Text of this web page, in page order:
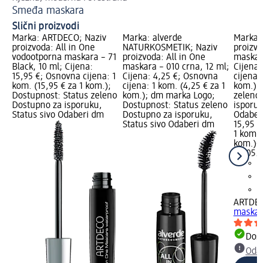
Smeđa maskara
Slični proizvodi
Marka: ARTDECO; Naziv
proizvoda: All in One
vodootporna maskara – 71
Black, 10 ml; Cijena:
15,95 €; Osnovna cijena: 1
kom. (15,95 € za 1 kom.);
Dostupnost: Status zeleno
Dostupno za isporuku,
Status sivo Odaberi dm
Marka: alverde
NATURKOSMETIK; Naziv
proizvoda: All in One
maskara – 010 crna, 12 ml;
Cijena: 4,25 €; Osnovna
cijena: 1 kom. (4,25 € za 1
kom.); dm marka Logo;
Dostupnost: Status zeleno
Dostupno za isporuku,
Status sivo Odaberi dm
Marka:
Cijena:
cijena: 1
kom.);
zeleno
Odaberi
15,95 €
1 kom.
kom.)